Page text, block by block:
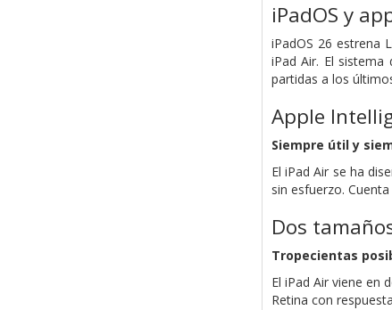
iPadOS y
iPadOS 26 estrena
iPad Air. El
partidas a los
Apple
Siempre útil y
El iPad Air se ha
sin esfuerzo.
Dos
Tropecientas
El iPad Air viene en
Retina con